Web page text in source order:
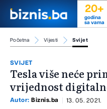
20+
godina
sa vama
Početna Vijesti Svijet
SVIJET
Tesla više neće
vrijednost
Autor: Biznis.ba 13. 05. 2021.